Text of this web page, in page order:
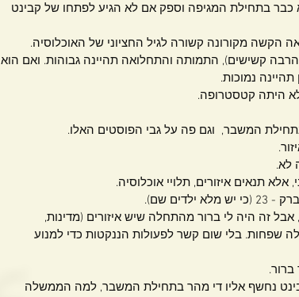
בתחילת המגיפה וספק אם לא הגיע לפתחו של קבינט
מקורונה קשורה לגיל החציוני של האוכלוסיה.
קשישים), התמותה והתחלואה תהיינה גבוהות. ואם הוא
נמוכות.
היתה קטסטרופה.
המשבר,  וגם פה על גבי הפוסטים האלו.
לא.
תנאים איזורים, תלויי אוכלוסיה.
זה היה לי ברור מהתחלה שיש איזורים (מדינות,
שפחות. בלי שום קשר לפעולות הננקטות כדי למנוע
נחשף אליו די מהר בתחילת המשבר, למה הממשלה